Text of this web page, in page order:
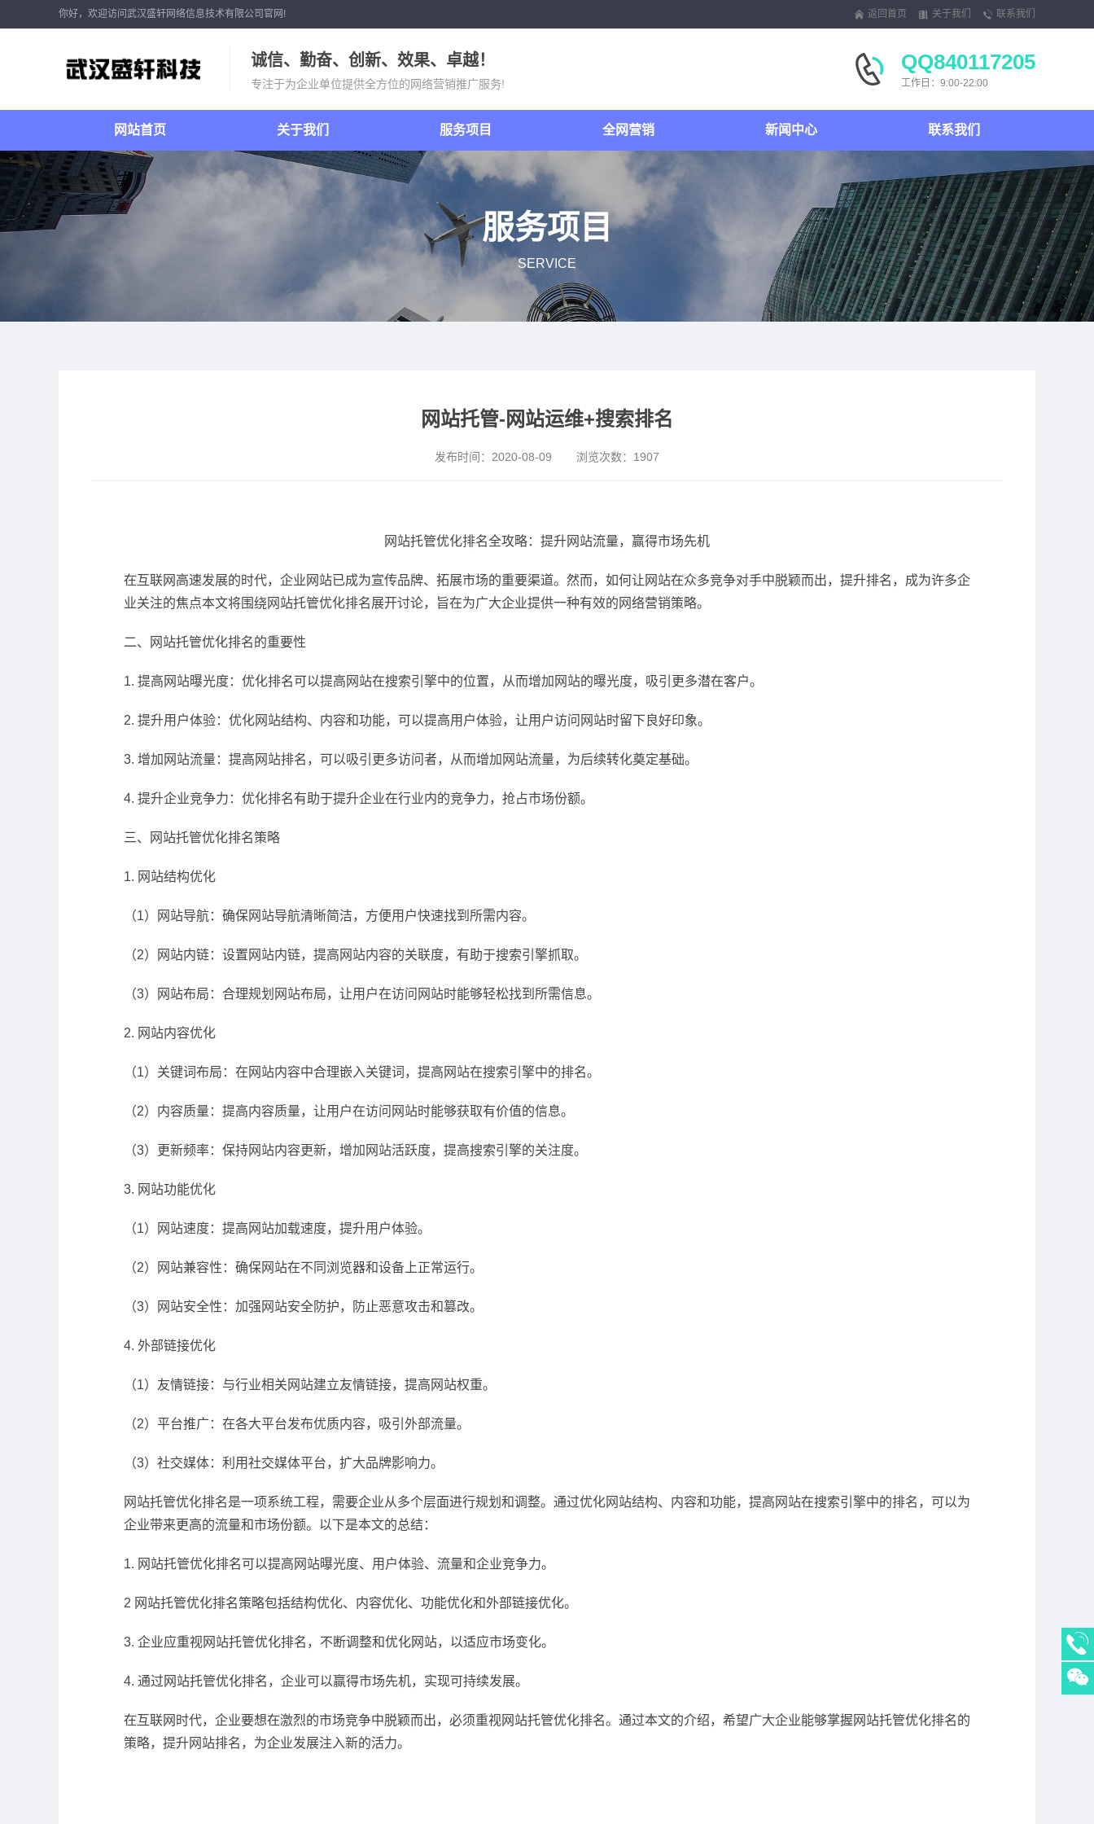
你好，欢迎访问武汉盛轩网络信息技术有限公司官网! 返回首页 关于我们 联系我们
诚信、勤奋、创新、效果、卓越！
专注于为企业单位提供全方位的网络营销推广服务!
QQ840117205
工作日：9:00-22:00
网站首页 关于我们 服务项目 全网营销 新闻中心 联系我们
服务项目
SERVICE
网站托管-网站运维+搜索排名
发布时间： 2020-08-09 浏览次数： 1907
网站托管优化排名全攻略：提升网站流量，赢得市场先机
在互联网高速发展的时代，企业网站已成为宣传品牌、拓展市场的重要渠道。然而，如何让网站在众多竞争对手中脱颖而出，提升排名，成为许多企
业关注的焦点本文将围绕网站托管优化排名展开讨论，旨在为广大企业提供一种有效的网络营销策略。
二、网站托管优化排名的重要性
1. 提高网站曝光度：优化排名可以提高网站在搜索引擎中的位置，从而增加网站的曝光度，吸引更多潜在客户。
2. 提升用户体验：优化网站结构、内容和功能，可以提高用户体验，让用户访问网站时留下良好印象。
3. 增加网站流量：提高网站排名，可以吸引更多访问者，从而增加网站流量，为后续转化奠定基础。
4. 提升企业竞争力：优化排名有助于提升企业在行业内的竞争力，抢占市场份额。
三、网站托管优化排名策略
1. 网站结构优化
（1）网站导航：确保网站导航清晰简洁，方便用户快速找到所需内容。
（2）网站内链：设置网站内链，提高网站内容的关联度，有助于搜索引擎抓取。
（3）网站布局：合理规划网站布局，让用户在访问网站时能够轻松找到所需信息。
2. 网站内容优化
（1）关键词布局：在网站内容中合理嵌入关键词，提高网站在搜索引擎中的排名。
（2）内容质量：提高内容质量，让用户在访问网站时能够获取有价值的信息。
（3）更新频率：保持网站内容更新，增加网站活跃度，提高搜索引擎的关注度。
3. 网站功能优化
（1）网站速度：提高网站加载速度，提升用户体验。
（2）网站兼容性：确保网站在不同浏览器和设备上正常运行。
（3）网站安全性：加强网站安全防护，防止恶意攻击和篡改。
4. 外部链接优化
（1）友情链接：与行业相关网站建立友情链接，提高网站权重。
（2）平台推广：在各大平台发布优质内容，吸引外部流量。
（3）社交媒体：利用社交媒体平台，扩大品牌影响力。
网站托管优化排名是一项系统工程，需要企业从多个层面进行规划和调整。通过优化网站结构、内容和功能，提高网站在搜索引擎中的排名，可以为
企业带来更高的流量和市场份额。以下是本文的总结：
1. 网站托管优化排名可以提高网站曝光度、用户体验、流量和企业竞争力。
2 网站托管优化排名策略包括结构优化、内容优化、功能优化和外部链接优化。
3. 企业应重视网站托管优化排名，不断调整和优化网站，以适应市场变化。
4. 通过网站托管优化排名，企业可以赢得市场先机，实现可持续发展。
在互联网时代，企业要想在激烈的市场竞争中脱颖而出，必须重视网站托管优化排名。通过本文的介绍，希望广大企业能够掌握网站托管优化排名的
策略，提升网站排名，为企业发展注入新的活力。